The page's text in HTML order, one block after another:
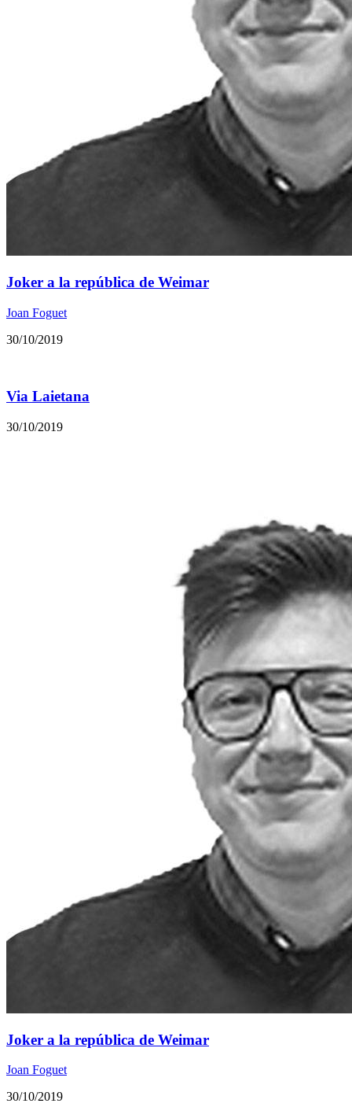
Joker a la república de Weimar
Joan Foguet
30/10/2019
Via Laietana
30/10/2019
Joker a la república de Weimar
Joan Foguet
30/10/2019